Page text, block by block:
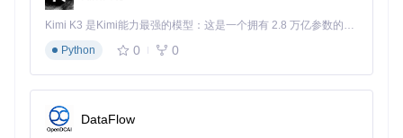
家庭记忆传承：跨代际的情感连接纽带
在家庭场景中，GetQzonehistory可成为连接不同代际的情感
录，形成完整的成长档案；祖辈也能通过这些数字化记忆，更
好地了解年轻一代的生活点滴。具体实现方式包括：创建家庭
共享备份库，设置多账号管理权限，以及生成适合老年人浏览
的简化版时光轴。这种创新应用让数字记忆超越个人范畴，成
Kimi K3 是Kimi能力最强的模型：这是一个拥有 2.8 万亿参数的混合专家（MoE）模型，具备原生视觉理解能力，并支持 100 万 token 的上下文窗口。
Python
0 0
DataFlow